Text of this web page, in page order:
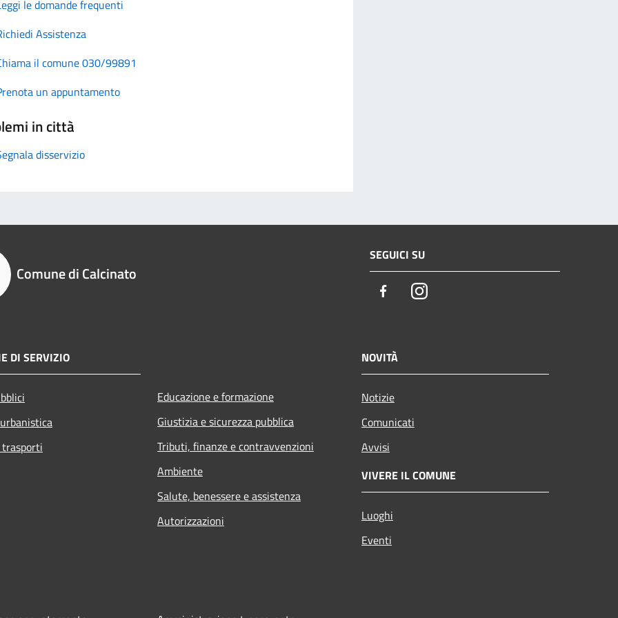
le domande frequenti
Assistenza
il comune 030/99891
un appuntamento
in città
disservizio
Comune di Calcinato
SEGUICI SU
FacebookInstagram
DI SERVIZIO
Educazione e formazione
Giustizia e sicurezza pubblica
Tributi, finanze e contravvenzioni
Ambiente
Salute, benessere e assistenza
Autorizzazioni
NOVITÀ
Notizie
Comunicati
Avvisi
VIVERE IL COMUNE
Luoghi
Eventi